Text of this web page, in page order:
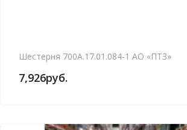
Шестерня 700А.17.01.084-1 АО «ПТЗ»
7,926руб.